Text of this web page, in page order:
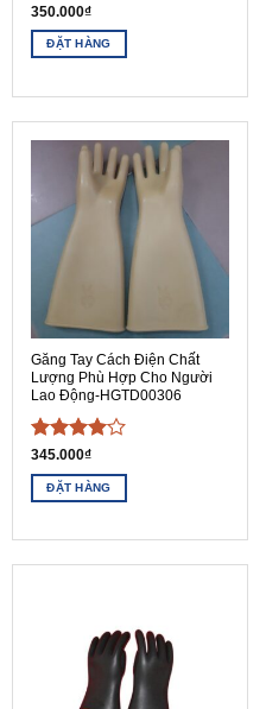
Được xếp
hạng55
sao
350.000₫
ĐẶT HÀNG
Găng Tay Cách Điện Chất
Lượng Phù Hợp Cho Người
Lao Động-HGTD00306
Được
xếp hạng
5 sao
345.000₫
ĐẶT HÀNG